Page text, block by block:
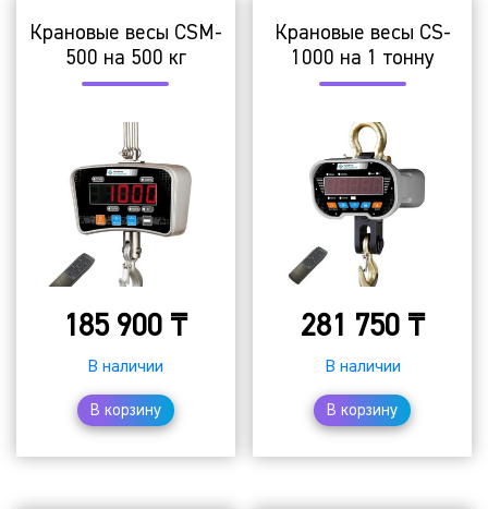
Крановые весы CSM-
500 на 500 кг
185 900 ₸
В наличии
В корзину
Крановые весы CS-
1000 на 1 тонну
281 750 ₸
В наличии
В корзину